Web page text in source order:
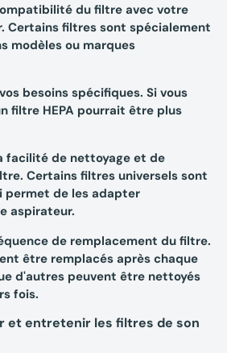
du filtre avec votre
Certains filtres sont spécialement
modèles ou marques
besoins spécifiques. Si vous
filtre HEPA pourrait être plus
facilité de nettoyage et de
Certains filtres universels sont
permet de les adapter
aspirateur.
de remplacement du filtre.
être remplacés après chaque
d'autres peuvent être nettoyés
fois.
et entretenir les filtres de son